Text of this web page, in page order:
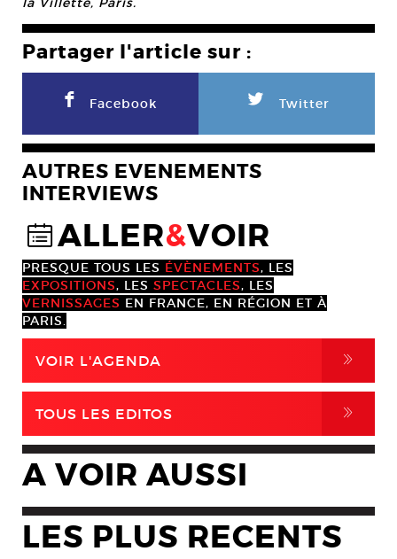
Partager l'article sur :
F Facebook L Twitter
AUTRES EVENEMENTS
INTERVIEWS
@ALLER&VOIR
PRESQUE TOUS LES ÉVÈNEMENTS, LES
EXPOSITIONS, LES SPECTACLES, LES
VERNISSAGES EN FRANCE, EN RÉGION ET À
PARIS.
VOIR L'AGENDA ,
TOUS LES EDITOS ,
A VOIR AUSSI
LES PLUS RECENTS